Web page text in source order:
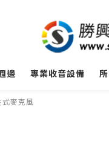
邊 專業收音設備
麥克風